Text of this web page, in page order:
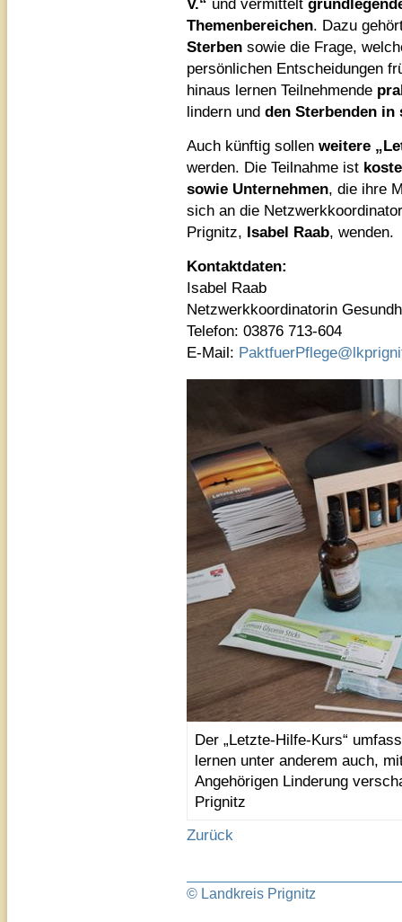
V.“ und vermittelt
Themenbereichen. Dazu
Sterben sowie die Frage,
persönlichen Entscheidungen
hinaus lernen Teilnehmende
lindern und den Sterbenden in
Auch künftig sollen weitere
werden. Die Teilnahme ist
sowie Unternehmen, die ihre
sich an die
Prignitz, Isabel Raab, wenden.
Kontaktdaten:
Isabel Raab
Netzwerkkoordinatorin
Telefon: 03876 713-604
E-Mail:
Der „Letzte-Hilfe-Kurs“
lernen unter anderem auch,
Angehörigen Linderung
Prignitz
Zurück
© Landkreis Prignitz